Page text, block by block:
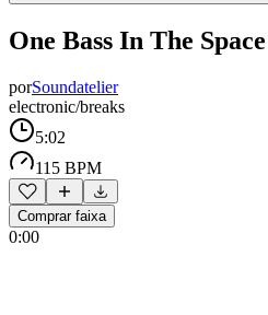
One Bass In The Space
porSoundatelier
electronic/breaks
5:02
115 BPM
Comprar faixa
0:00